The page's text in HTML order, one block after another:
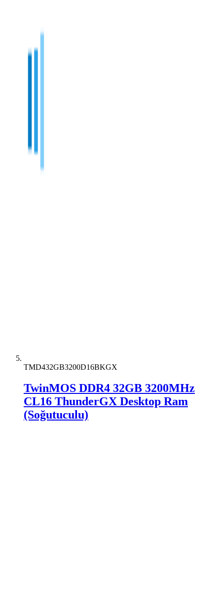
TMD432GB3200D16BKGX
TwinMOS DDR4 32GB 3200MHz
CL16 ThunderGX Desktop Ram
(Soğutuculu)